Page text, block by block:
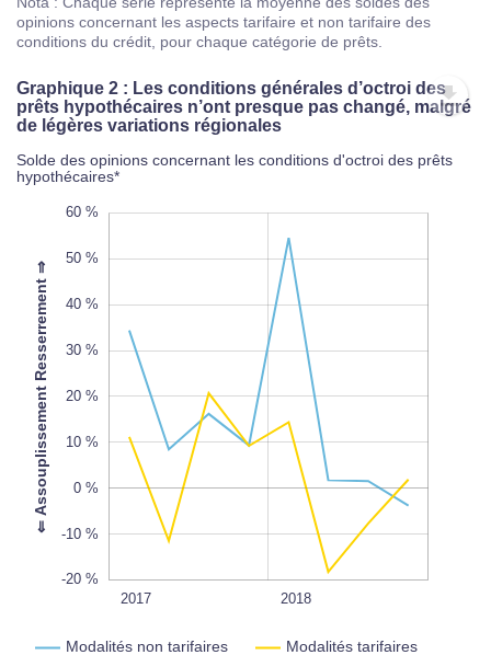
opinions concernant les aspects tarifaire et non tarifaire des
conditions du crédit, pour chaque catégorie de prêts.
Graphique 2 : Les conditions générales d’octroi des
prêts hypothécaires n’ont presque pas changé, malgré
de légères variations régionales
Solde des opinions concernant les conditions d'octroi des prêts
hypothécaires*
⇐ Assouplissement Resserrement ⇒ -20 %
60 %
50 %
40 %
30 %
20 %
10 %
0 %
-10 %
-20 %
L
2017T1
2017T3
2020
2019 2018
2017
100%
Modalités non tarifaires Modalités tarifaires